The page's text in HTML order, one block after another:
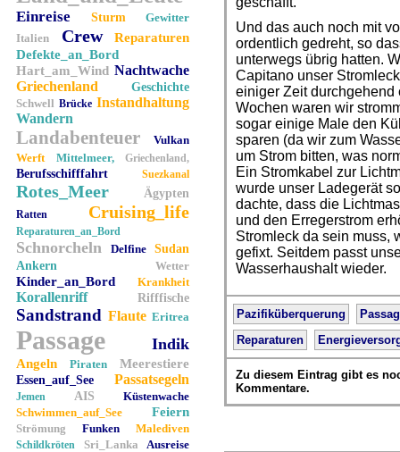
Einreise Sturm
Gewitter
Italien
Crew
Reparaturen
Defekte_an_Bord
Hart_am_Wind Nachtwache
Griechenland
Geschichte
Schwell Brücke Instandhaltung
Wandern
Landabenteuer
Vulkan
Werft
Mittelmeer, Griechenland,
Berufsschifffahrt Suezkanal
Rotes_Meer Ägypten
Ratten Cruising_life
Reparaturen_an_Bord
Schnorcheln Delfine
Sudan
Ankern
Wetter
Kinder_an_Bord Krankheit
Korallenriff Rifffische
Sandstrand Flaute Eritrea
Passage Indik
Angeln Piraten Meerestiere
Essen_auf_See Passatsegeln
Jemen AIS
Küstenwache
Schwimmen_auf_See
Feiern
Strömung Funken Malediven
Schildkröten Sri_Lanka
Ausreise
Und das auch noch mit
ordentlich gedreht, so
unterwegs übrig hatten.
Capitano unser
einiger Zeit durchgehend
Wochen waren wir
sogar einige Male den
sparen (da wir zum
um Strom bitten, was
Ein Stromkabel zur
wurde unser Ladegerät
dachte, dass die
und den Erregerstrom
Stromleck da sein muss,
gefixt. Seitdem passt
Wasserhaushalt wieder.
Pazifiküberquerung
Reparaturen
Zu diesem Eintrag gibt es
Kommentare.